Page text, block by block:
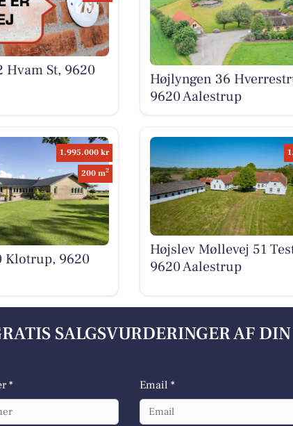
Hvam St, 9620
Højlyngen 36
9620 Aalestrup
1.995.000 kr
200 m2
Klotrup, 9620
Højslev Møllevej 51
9620 Aalestrup
SALGSVURDERINGER AF DIN
* Email *